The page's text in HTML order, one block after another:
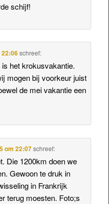
schijf!
22:06 schreef:
het krokusvakantie.
mogen bij voorkeur juist
de mei vakantie een
om 22:07 schreef:
Die 1200km doen we
Gewoon te druk in
in Frankrijk
terug moesten. Foto;s